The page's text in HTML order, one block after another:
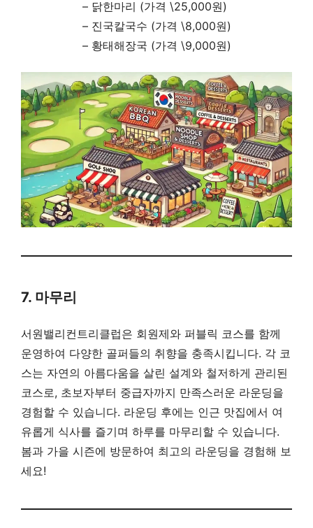
– 닭한마리 (가격 \25,000원)
– 진국칼국수 (가격 \8,000원)
– 황태해장국 (가격 \9,000원)
7. 마무리
서원밸리컨트리클럽은 회원제와 퍼블릭 코스를 함께
운영하여 다양한 골퍼들의 취향을 충족시킵니다. 각 코
스는 자연의 아름다움을 살린 설계와 철저하게 관리된
코스로, 초보자부터 중급자까지 만족스러운 라운딩을
경험할 수 있습니다. 라운딩 후에는 인근 맛집에서 여
유롭게 식사를 즐기며 하루를 마무리할 수 있습니다.
봄과 가을 시즌에 방문하여 최고의 라운딩을 경험해 보
세요!